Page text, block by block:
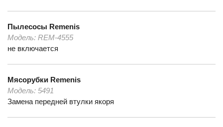
Пылесосы Remenis
Модель: REM-4555
не включается
Мясорубки Remenis
Модель: 5491
Замена передней втулки якоря